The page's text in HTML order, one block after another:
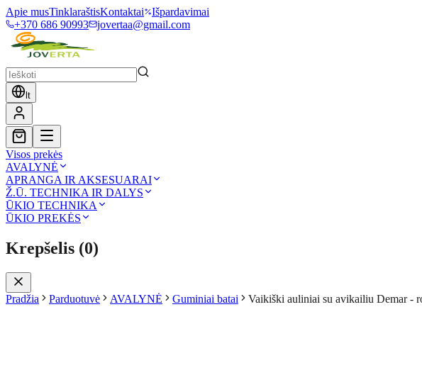
Apie musTinklaraštisKontaktai
Išpardavimai
+370 686 90993
jovertaa@gmail.com
lt
Visos prekės
AVALYNĖ
APRANGA IR AKSESUARAI
Ž.Ū. TECHNIKA IR DALYS
ŪKIO TECHNIKA
ŪKIO PREKĖS
Krepšelis (0)
Pradžia Parduotuvė AVALYNĖ Guminiai batai Vaikiški auliniai su avikailiu Demar -